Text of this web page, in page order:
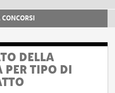
CONCORSI
DELLA
PER TIPO DI